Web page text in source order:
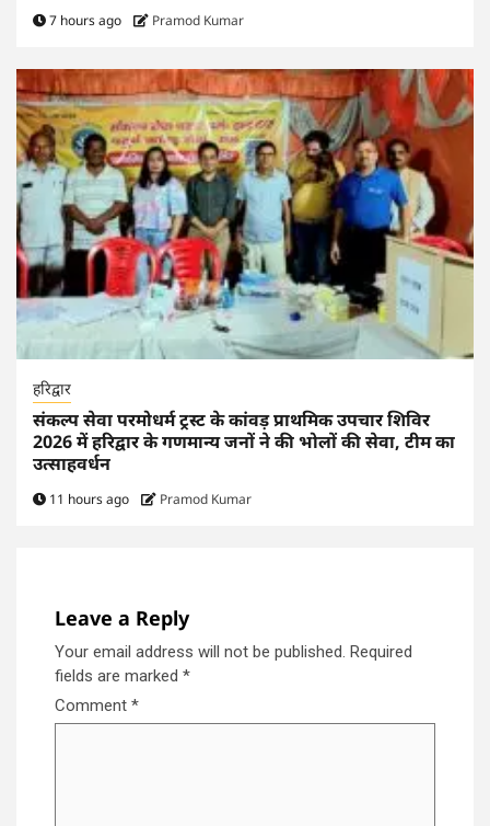
7 hours ago Pramod Kumar
हरिद्वार
संकल्प सेवा परमोधर्म ट्रस्ट के कांवड़ प्राथमिक उपचार शिविर
2026 में हरिद्वार के गणमान्य जनों ने की भोलों की सेवा, टीम का
उत्साहवर्धन
11 hours ago Pramod Kumar
Leave a Reply
Your email address will not be published. Required
fields are marked *
Comment *